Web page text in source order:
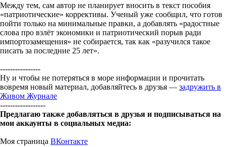
Между тем, сам автор не планирует вносить в текст пособия
«патриотические» коррективы. Ученый уже сообщил, что готов
пойти только на минимальные правки, а добавлять «радостные
слова про взлёт экономики и патриотический порыв ради
импортозамещения» не собирается, так как «разучился такое
писать за последние 25 лет».
----------------
Ну и чтобы не потеряться в море информации и прочитать
вовремя новый материал, добавляйтесь в друзья — задружить в
Живом Журнале
------------------
Предлагаю также добавляться в друзья и подписываться на
мои аккаунты в социальных медиа:
Моя страница ВКонтакте